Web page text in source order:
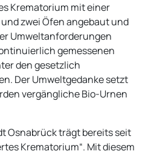
Krematorium mit einer
zwei Öfen angebaut und
Umweltanforderungen
gemessenen
den gesetzlich
Der Umweltgedanke setzt
vergängliche Bio-Urnen
Osnabrück trägt bereits seit
Krematorium“. Mit diesem